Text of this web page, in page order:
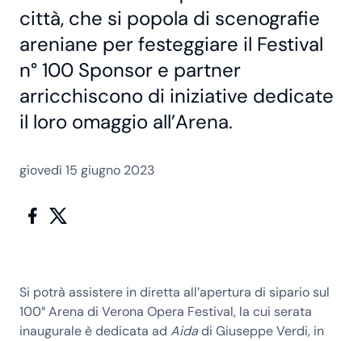
città, che si popola di scenografie
areniane per festeggiare il Festival
n° 100 Sponsor e partner
arricchiscono di iniziative dedicate
il loro omaggio all’Arena.
giovedì 15 giugno 2023
Si potrà assistere in diretta all’apertura di sipario sul
100° Arena di Verona Opera Festival, la cui serata
inaugurale è dedicata ad Aidadi Giuseppe Verdi, in